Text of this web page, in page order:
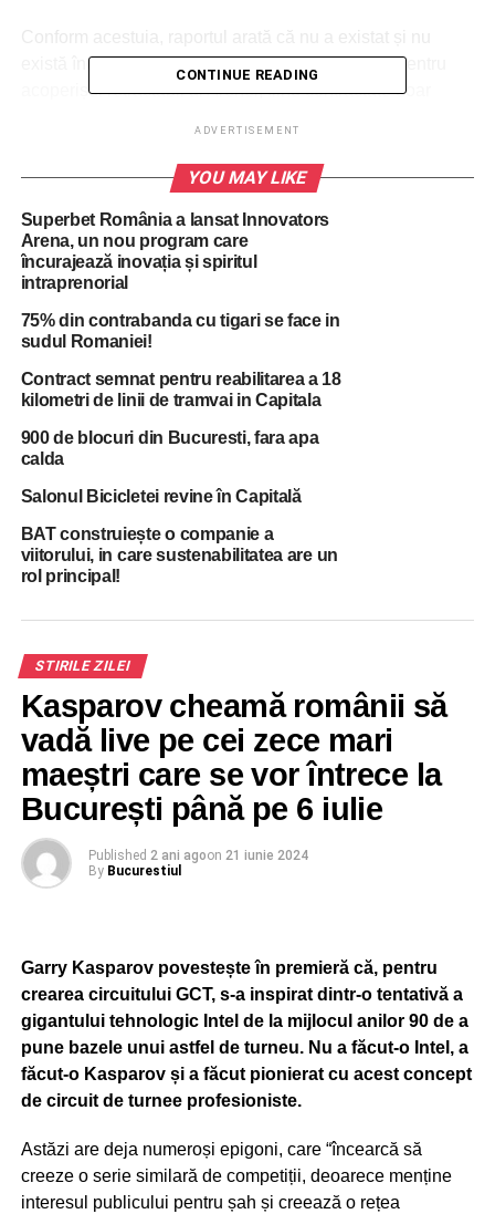
există încă un contract de mentenanță corectivă pentru
acoperișul retractabil al Arenei, fiind contractate doar
responsabilități în gestiunea acoperișului) cunoștea încă
din 12 octombrie că există defecte la acest acoperiș, dar
n-a obiectat la folosirea în continuare a acoperișului.
Acoperișul a fost operat cu încălcarea restricțiilor, inclusiv
în condiții de ninsoare, ceea ce a dus în mod direct la
servicii de reparații în regim de urgență”, a mai menționat,
ADVERTISEMENT
Acests susține că cei vinovați vor plăti și că Primăria
corectivă.
Nicușor Dan a mai anunțat că Primăria va imputa
costurile reparației, de 217.500 lei + TVA, Companiei
Primarul general o acuză pe Gabriela Firea că a mințit: „Și
o precizare pentru public: fostul primar Firea a mințit din
nou, afirmând că suntem în perioada de garanție pentru
stadion. Această garanție, care includea mecanismul
acoperișului defectat, a fost de 36 de luni, deci a expirat
de mult timp”.
ADVERTISEMENT
Nici n-au fost bine finalizate că stadioanele
Steaua și Arcul de Triumf din Capitală au fost
închiriate
DON'T MISS
Util: De la 1 ianuarie se schimba sistemul pentru
plățile cu cardul, mai ales online!
CONTINUE READING
ADVERTISEMENT
YOU MAY LIKE
Superbet România a lansat Innovators
Arena, un nou program care
încurajează inovația și spiritul
intraprenorial
75% din contrabanda cu tigari se face in
sudul Romaniei!
Contract semnat pentru reabilitarea a 18
kilometri de linii de tramvai in Capitala
900 de blocuri din Bucuresti, fara apa
calda
Salonul Bicicletei revine în Capitală
BAT construiește o companie a
viitorului, in care sustenabilitatea are un
rol principal!
STIRILE ZILEI
Kasparov cheamă românii să
vadă live pe cei zece mari
maeștri care se vor întrece la
București până pe 6 iulie
Published 2 ani agoon 21 iunie 2024
By Bucurestiul
Garry Kasparov povestește în premieră că, pentru
crearea circuitului GCT, s-a inspirat dintr-o tentativă a
gigantului tehnologic Intel de la mijlocul anilor 90 de a
pune bazele unui astfel de turneu. Nu a făcut-o Intel, a
făcut-o Kasparov și a făcut pionierat cu acest concept
de circuit de turnee profesioniste.
Astăzi are deja numeroși epigoni, care “încearcă să
creeze o serie similară de competiții, deoarece menține
interesul publicului pentru șah și creează o rețea